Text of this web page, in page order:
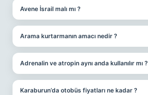
Avene İsrail malı mı ?
Arama kurtarmanın amacı nedir ?
Adrenalin ve atropin aynı anda kullanılır mı ?
Karaburun’da otobüs fiyatları ne kadar ?